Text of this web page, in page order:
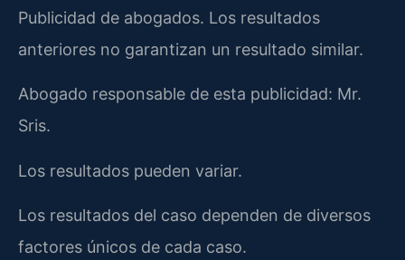
Publicidad de abogados. Los resultados
anteriores no garantizan un resultado similar.
Abogado responsable de esta publicidad: Mr.
Sris.
Los resultados pueden variar.
Los resultados del caso dependen de diversos
factores únicos de cada caso.